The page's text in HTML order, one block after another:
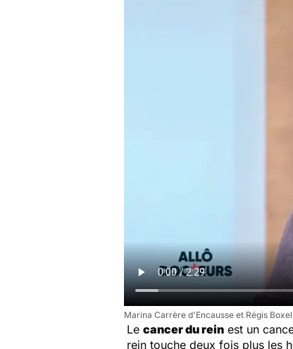
Marina Carrère d'Encausse et Régis
Le cancer du rein est un
rein touche deux fois plus les